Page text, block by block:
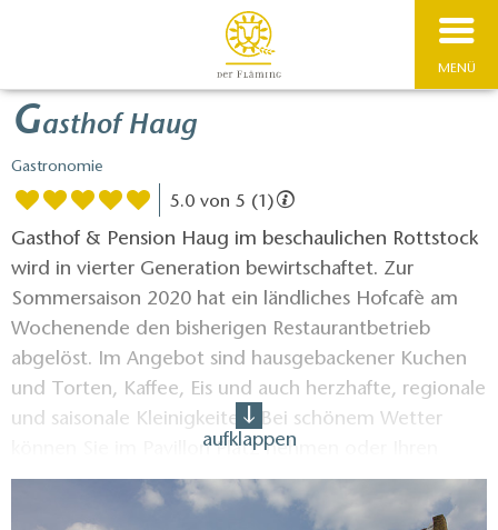
MENÜ
Gasthof Haug
Gastronomie
5.0 von 5 (1)
Gasthof & Pension Haug im beschaulichen Rottstock
wird in vierter Generation bewirtschaftet. Zur
Sommersaison 2020 hat ein ländliches Hofcafè am
Wochenende den bisherigen Restaurantbetrieb
abgelöst. Im Angebot sind hausgebackener Kuchen
und Torten, Kaffee, Eis und auch herzhafte, regionale
und saisonale Kleinigkeiten. Bei schönem Wetter
können Sie im Pavillon Platz nehmen oder Ihren
Kaffee mit in den Garten nehmen, um die Ruhe im
Grünen zu genießen.
aufklappen